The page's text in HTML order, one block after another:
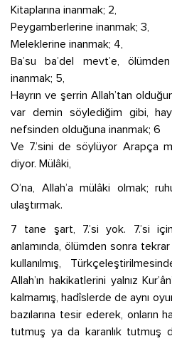
Kitaplarına inanmak; 2,
Peygamberlerine inanmak; 3,
Meleklerine inanmak; 4,
Ba’su ba’del mevt’e,
inanmak; 5,
Hayrın ve şerrin Allah’tan
var demin söylediğim gibi,
nefsinden olduğuna inanmak; 6
Ve 7.’sini de söylüyor Arapça
diyor. Mülâki,
O’na, Allah’a mülâki olmak;
ulaştırmak.
7 tane şart, 7.’si yok. 7.’si
anlamında, ölümden sonra
kullanılmış,
Allah’ın hakikatlerini yalnız
kalmamış, hadîslerde de aynı
bazılarına tesir ederek, onların
tutmuş ya da karanlık tutmuş